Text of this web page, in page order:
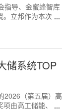
指导、金蜜蜂智库
。立邦作为本次唯
储系统TOP
2026（第五届）高
项由高工储能、高